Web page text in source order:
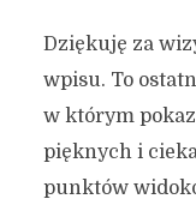
Dziękuję za
wpisu. To
w którym
pięknych i
punktów